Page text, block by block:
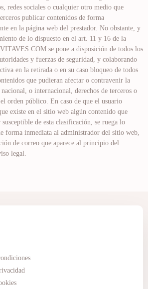
redes sociales o cualquier otro medio que
publicar contenidos de forma
en la página web del prestador. No obstante, y
de lo dispuesto en el art. 11 y 16 de la
se pone a disposición de todos los
y fuerzas de seguridad, y colaborando
en la retirada o en su caso bloqueo de todos
que pudieran afectar o contravenir la
o internacional, derechos de terceros o
orden público. En caso de que el usuario
existe en el sitio web algún contenido que
susceptible de esta clasificación, se ruega lo
forma inmediata al administrador del sitio web,
de correo que aparece al principio del
legal.